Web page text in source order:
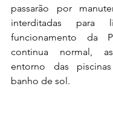
passarão por
interditadas
funcionamento da
continua normal,
entorno das
banho de sol.